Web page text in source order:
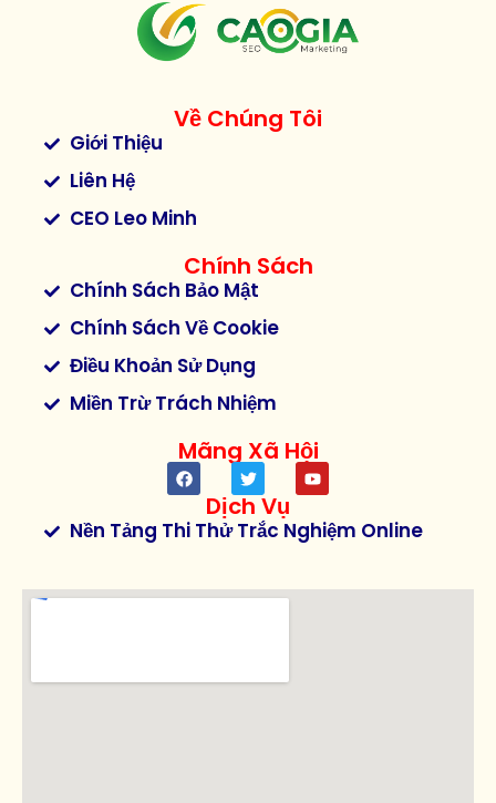
Về Chúng Tôi
Giới Thiệu
Liên Hệ
CEO Leo Minh
Chính Sách
Chính Sách Bảo Mật
Chính Sách Về Cookie
Điều Khoản Sử Dụng
Miền Trừ Trách Nhiệm
Mãng Xã Hội
Dịch Vụ
Nền Tảng Thi Thử Trắc Nghiệm Online